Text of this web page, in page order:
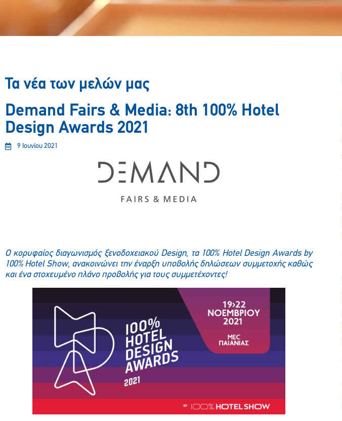
Τα νέα των μελών μας
Demand Fairs & Media: 8th 100% Hotel
Design Awards 2021
9 Ιουνίου 2021
Ο κορυφαίος διαγωνισμός ξενοδοχειακού Design, τα 100% Hotel Design Awards by
100% Hotel Show, ανακοινώνει την έναρξη υποβολής δηλώσεων συμμετοχής καθώς
και ένα στοχευμένο πλάνο προβολής για τους συμμετέχοντες!